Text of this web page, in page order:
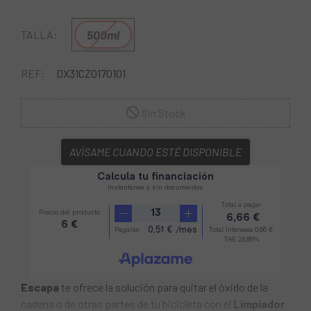
TALLA: 500ml
REF: DX31CZ0170101
AVÍSAME CUANDO ESTÉ DISPONIBLE
Escapa te ofrece la solución para quitar el óxido de la
cadena o de otras partes de tu bicicleta con el Limpiador